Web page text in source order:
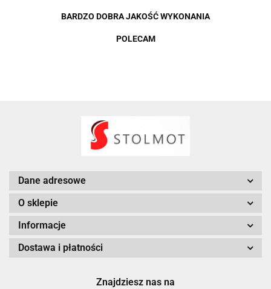
BARDZO DOBRA JAKOŚĆ WYKONANIA
POLECAM
Dane adresowe
O sklepie
Informacje
Dostawa i płatności
Znajdziesz nas na